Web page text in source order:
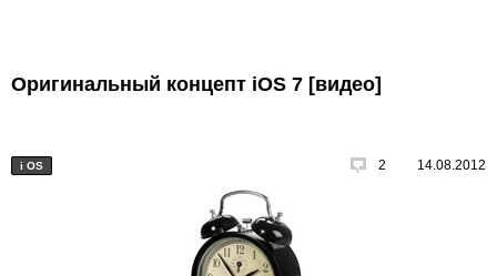
Оригинальный концепт iOS 7 [видео]
i OS 2 14.08.2012